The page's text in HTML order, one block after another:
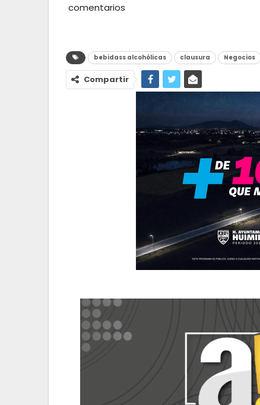
comentarios
bebidass alcohólicas clausura Negocios
Compartir